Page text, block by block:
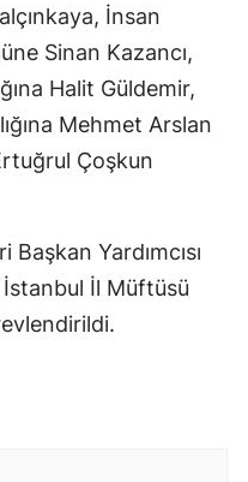
Van
Yozgat
Zonguldak
Karaman
Kırıkkale
İnsan
Sinan Kazancı,
Halit Güldemir,
Mehmet Arslan
Çoşkun
Yardımcısı
İl Müftüsü